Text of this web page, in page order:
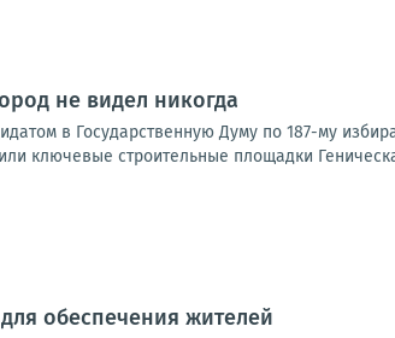
не видел никогда
в Государственную Думу по 187-му
ключевые строительные площадки
обеспечения жителей